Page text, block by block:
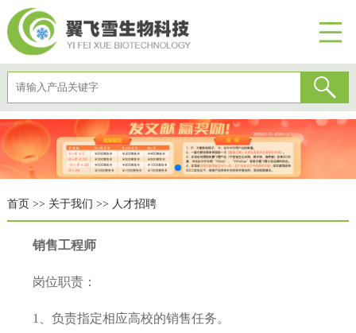
首页>> 关于我们 >> 人才招聘
销售工程师
岗位职责：
1、负责指定相应高校的销售任务。